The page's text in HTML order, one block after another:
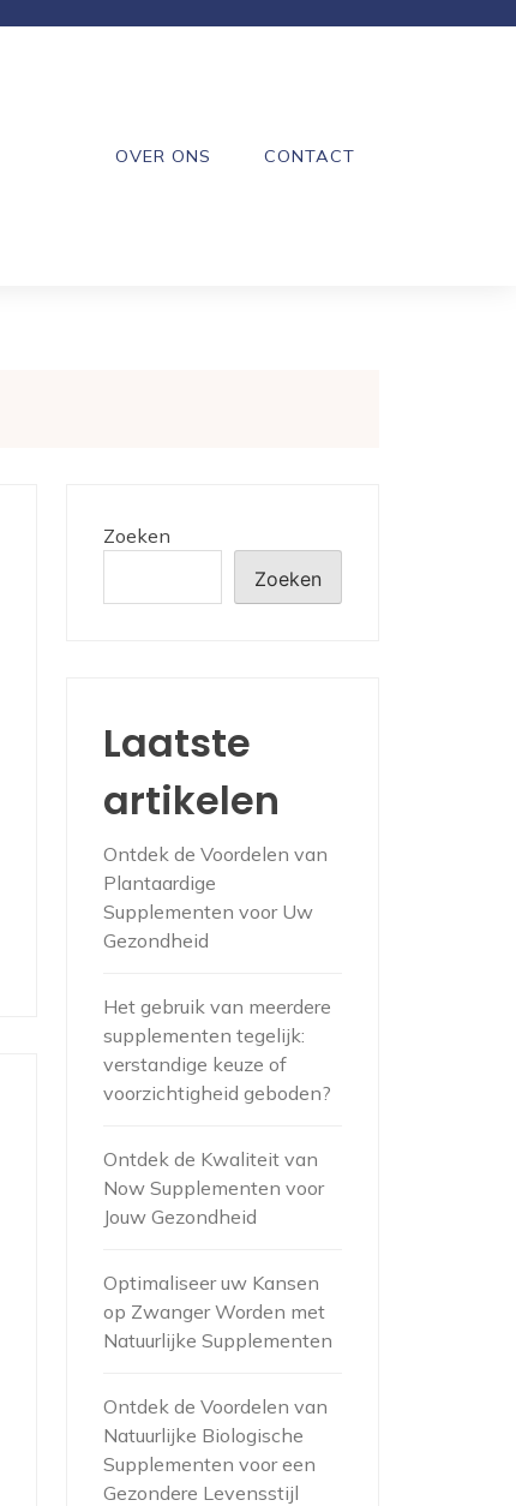
OVER ONS CONTACT
Zoeken
Zoeken
Laatste
artikelen
Ontdek de Voordelen van
Plantaardige
Supplementen voor Uw
Gezondheid
Het gebruik van meerdere
supplementen tegelijk:
verstandige keuze of
voorzichtigheid geboden?
Ontdek de Kwaliteit van
Now Supplementen voor
Jouw Gezondheid
Optimaliseer uw Kansen
op Zwanger Worden met
Natuurlijke Supplementen
Ontdek de Voordelen van
Natuurlijke Biologische
Supplementen voor een
Gezondere Levensstijl